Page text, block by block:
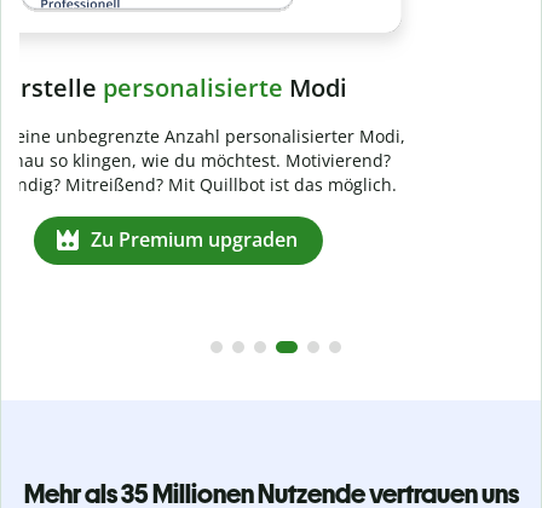
Mehr als 35 Millionen Nutzende vertrauen uns